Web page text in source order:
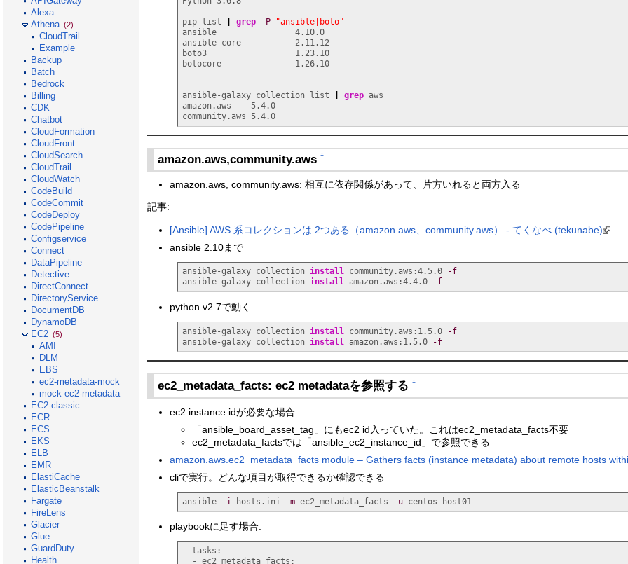
pip list grep -P
"ansible|boto"
ansible                4.10.0
ansible-core           2.11.12
boto3                  1.23.10
botocore               1.26.10
ansible-galaxy collection list grep aws
amazon.aws    5.4.0
community.aws 5.4.0
amazon.aws,community.aws †
amazon.aws, community.aws: 相互に依存関係があって、片方いれると両方入る
記事:
[Ansible] AWS 系コレクションは 2つある（amazon.aws、community.aws） - てくなべ (tekunabe)
ansible 2.10まで
ansible-galaxy collection install community.aws:4.5.0
-f
ansible-galaxy collection install amazon.aws:4.4.0 -f
python v2.7で動く
ansible-galaxy collection install community.aws:1.5.0
-f
ansible-galaxy collection install amazon.aws:1.5.0 -f
ec2_metadata_facts: ec2 metadataを参照する †
ec2 instance idが必要な場合
「ansible_board_asset_tag」にもec2 id入っていた。これはec2_metadata_facts不要
ec2_metadata_factsでは「ansible_ec2_instance_id」で参照できる
amazon.aws.ec2_metadata_facts module – Gathers facts (instance metadata) about remote hosts
cliで実行。どんな項目が取得できるか確認できる
ansible -i hosts.ini -m ec2_metadata_facts -u centos host01
playbookに足す場合:
  tasks
  - ec2_metadata_facts:
Alexa
Athena (2)
CloudTrail
Example
Backup
Batch
Bedrock
Billing
CDK
Chatbot
CloudFormation
CloudFront
CloudSearch
CloudTrail
CloudWatch
CodeBuild
CodeCommit
CodeDeploy
CodePipeline
Configservice
Connect
DataPipeline
Detective
DirectConnect
DirectoryService
DocumentDB
DynamoDB
EC2 (5)
AMI
DLM
EBS
ec2-metadata-mock
mock-ec2-metadata
EC2-classic
ECR
ECS
EKS
ELB
EMR
ElastiCache
ElasticBeanstalk
Fargate
FireLens
Glacier
Glue
GuardDuty
Health